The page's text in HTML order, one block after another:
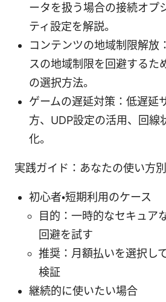
ータを扱う場合の接続オプ
ティ設定を解説。
コンテンツの地域制限解放
スの地域制限を回避するた
の選択方法。
ゲームの遅延対策：低遅延
方、UDP設定の活用、回線
化。
実践ガイド：あなたの使い方
初心者・短期利用のケース
目的：一時的なセキュア
回避を試す
推奨：月額払いを選択し
検証
継続的に使いたい場合